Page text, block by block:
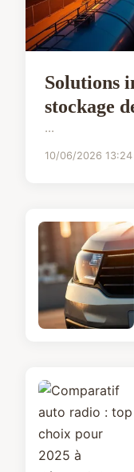
Solutions
stockage
...
10/06/2026 13:24